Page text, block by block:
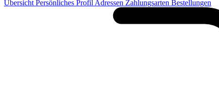
Übersicht Persönliches Profil Adressen Zahlungsarten Bestellungen